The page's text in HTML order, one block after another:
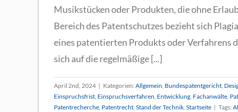
Musikstücken oder Produkten, die ohne
Bereich des Patentschutzes bezieht sich
eines patentierten Produkts oder Verfahrens
sich auf die regelmäßige [...]
April 2nd, 2024 | Kategorien: Allgemein, Bundespatentgericht,
Einspruchsfrist, Einspruchsverfahren, Entwicklung, Fachanwälte,
Patentrecherche, Patentrecht, Stand der Technik, Startseite | Tags: